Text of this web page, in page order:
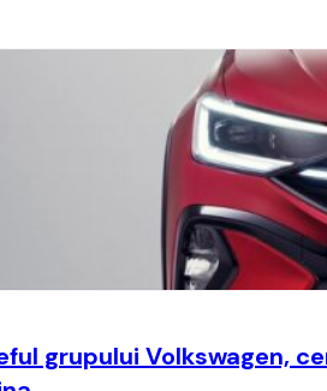
grupului Volkswagen,